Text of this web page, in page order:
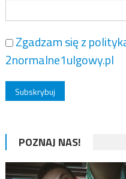
Zgadzam się z
2normalne1ulgowy.pl
POZNAJ NAS!